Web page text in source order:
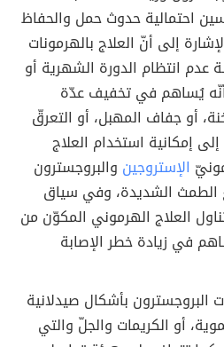
احتمالية حدوث حمل والحفاظ
إلى أنّ العلاج بالهرمونات
انتظام الدورة الشهرية أو
أنّه يُساهم في تخفيف عدّة
أو جفاف المهبل، أو التعرقّ
إمكانية استخدام العلاج
الإستروجين والبروجسترون
الطمث الشديدة، وفي سياق
العلاج الهرموني المكوّن من
في زيادة خطر الإصابة
البروجسترون بأشكال صيدلانية
أو الكريمات والجلّ والتي